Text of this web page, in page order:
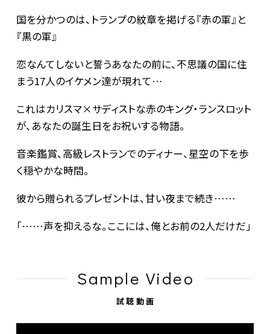
国を分かつのは、トランプの紋章を掲げる『赤の軍』と
『黒の軍』
恋なんてしないと誓うあなたの前に、不思議の国に住
まう17人のイケメン達が現れて…
これはカリスマ×サディストな赤のキング・ランスロット
が、あなたの誕生日をお祝いする物語。
音楽鑑賞、高級レストランでのディナー、星空の下を歩
く穏やかな時間。
彼から贈られるプレゼントは、甘い夜まで続き……
「……声を抑えるな。ここには、俺とお前の2人だけだ」
Sample Video
試聴動画